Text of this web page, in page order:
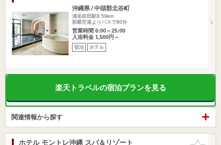
沖縄県 / 中頭郡北谷町
浦添前田駅8.59km
那覇空港よりバスで80分
営業時間 6:00～25:00
入浴料金 1,500円～
宿泊 ホテル
楽天トラベルの宿泊プランを見る
関連情報から探す
お気に入
ホテル モントレ沖縄 スパ＆リゾート